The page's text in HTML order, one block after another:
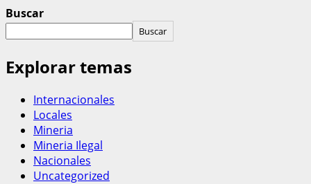
Buscar
Buscar
Explorar temas
Internacionales
Locales
Mineria
Mineria Ilegal
Nacionales
Uncategorized